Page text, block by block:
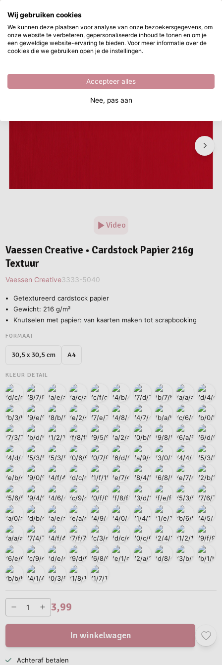
Ga naar hoofdinhoud
Direct uit voorraad leverbaar Vaessen Creative • Cardstock Papier 216g Textuur
/ Cardstock / Vaessen Creative • Cardstock Papier 216g Textuur
Video
Vaessen Creative • Cardstock Papier 216g
Textuur
Vaessen Creative3333-5040
Getextureerd cardstock papier
Gewicht: 216 g/m²
Knutselen met papier: van kaarten maken tot scrapbooking
FORMAAT
30,5 x 30,5 cm A4
KLEUR DETAIL
3,99
In winkelwagen
Achteraf betalen
Waar ben je naar op zoek?
Wij gebruiken cookies
We kunnen deze plaatsen voor analyse van onze bezoekersgegevens, om
onze website te verbeteren, gepersonaliseerde inhoud te tonen en om je
een geweldige website-ervaring te bieden. Voor meer informatie over de
cookies die we gebruiken open je de instellingen.
Accepteer alles
Nee, pas aan